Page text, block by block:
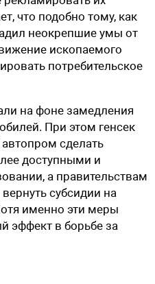
что подобно тому, как
неокрепшие умы от
ископаемого
потребительское
на фоне замедления
При этом генсек
сделать
доступными и
а правительствам
субсидии на
именно эти меры
эффект в борьбе за